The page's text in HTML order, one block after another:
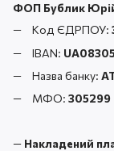
ФОП Бублик
Код ЄДРПОУ:
IBAN:
Назва банку:
МФО: 305299
— Накладений